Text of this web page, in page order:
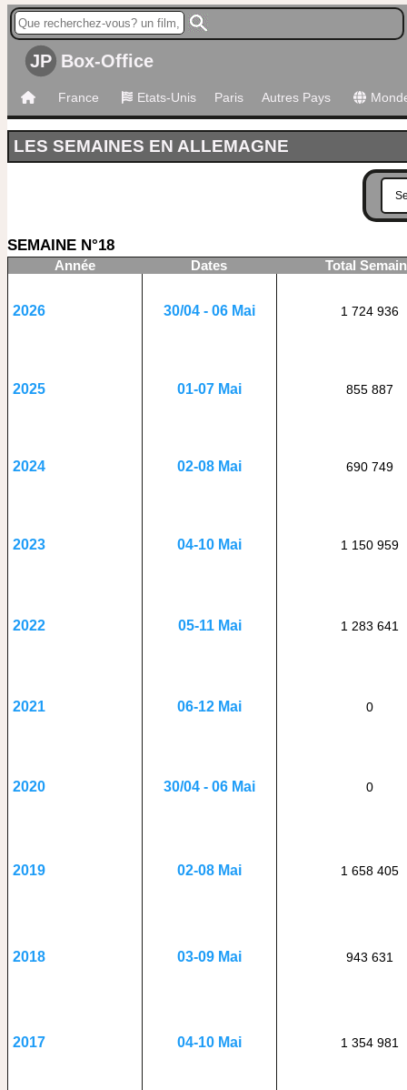
JP Box-Office
France Etats-Unis Paris Autres Pays
LES SEMAINES EN ALLEMAGNE
SEMAINE N°18
Année Dates Total
2026 30/04 - 06 Mai 1 724 936
2025 01-07 Mai 855 887
2024 02-08 Mai 690 749
2023 04-10 Mai 1 150 959
2022 05-11 Mai 1 283 641
2021 06-12 Mai 0
2020 30/04 - 06 Mai 0
2019 02-08 Mai 1 658 405
2018 03-09 Mai 943 631
2017 04-10 Mai 1 354 981